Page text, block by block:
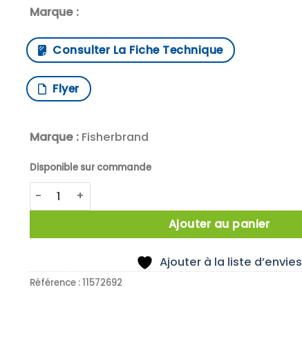
Marque :
Consulter La Fiche Technique
Flyer
Marque :Fisherbrand
Disponible sur commande
quantité de TONGS FURNACE STEEL STRAIGHT 380MM
Ajouter au panier
Ajouter à la liste d’envies
Référence :11572692